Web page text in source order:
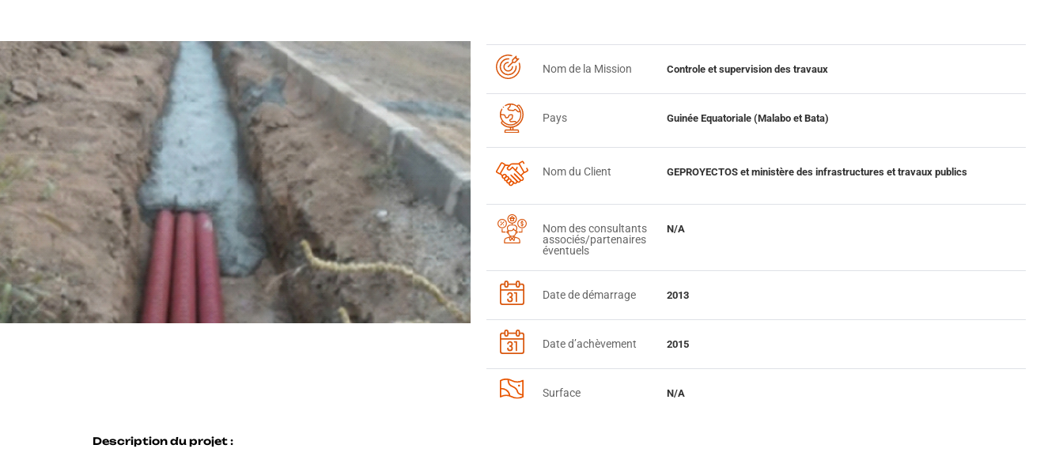
Nom de la Mission Controle et supervision des travaux
Pays Guinée Equatoriale (Malabo et Bata)
Nom du Client GEPROYECTOS et ministère des infrastructures et travaux publics
Nom des consultants
associés/partenaires
éventuels
N/A
Date de démarrage 2013
Date d’achèvement 2015
Surface N/A
Description du projet :